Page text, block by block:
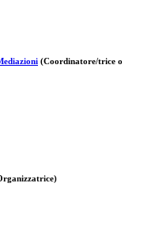
(Coordinatore/trice o